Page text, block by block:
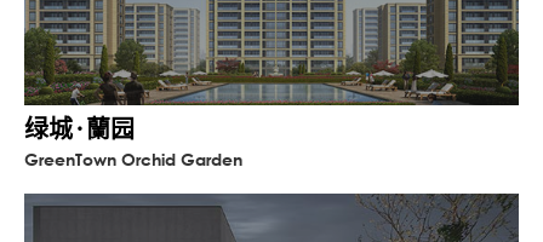
绿城·蘭园
GreenTown Orchid Garden